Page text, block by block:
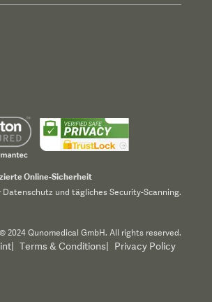
Online-Sicherheit
Datenschutz und tägliches Security-Scanning.
2024 Qunomedical GmbH. All rights reserved.
Terms & Conditions Privacy Policy